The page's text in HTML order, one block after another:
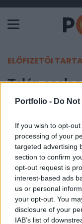
Portfolio - Do
If you wish to opt-
processing of your
targeted advertising
section to confirm
opt-out request is
interest-based ads
us or personal
your opt-out. You
disclosure of your
IAB’s list of
ELŐFIZETŐI
Talán csak
2007. október 01. 08:53
"Nem várok ma
Pusztai Péter, a
portfolio.hu
hírek hiányában
valószínűsít a
Értéktőzsdén,